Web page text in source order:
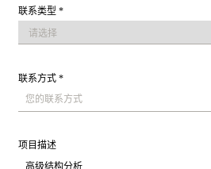
联系类型 *
联系方式 *
项目描述